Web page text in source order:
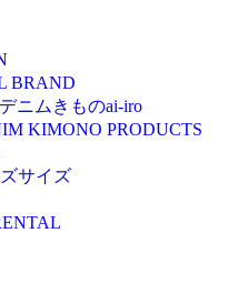
BRAND
ニムきものai-iro
KIMONO PRODUCTS
サイズ